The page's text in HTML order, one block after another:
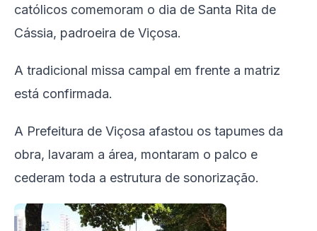
católicos comemoram o dia de Santa Rita de
Cássia, padroeira de Viçosa.
A tradicional missa campal em frente a matriz
está confirmada.
A Prefeitura de Viçosa afastou os tapumes da
obra, lavaram a área, montaram o palco e
cederam toda a estrutura de sonorização.